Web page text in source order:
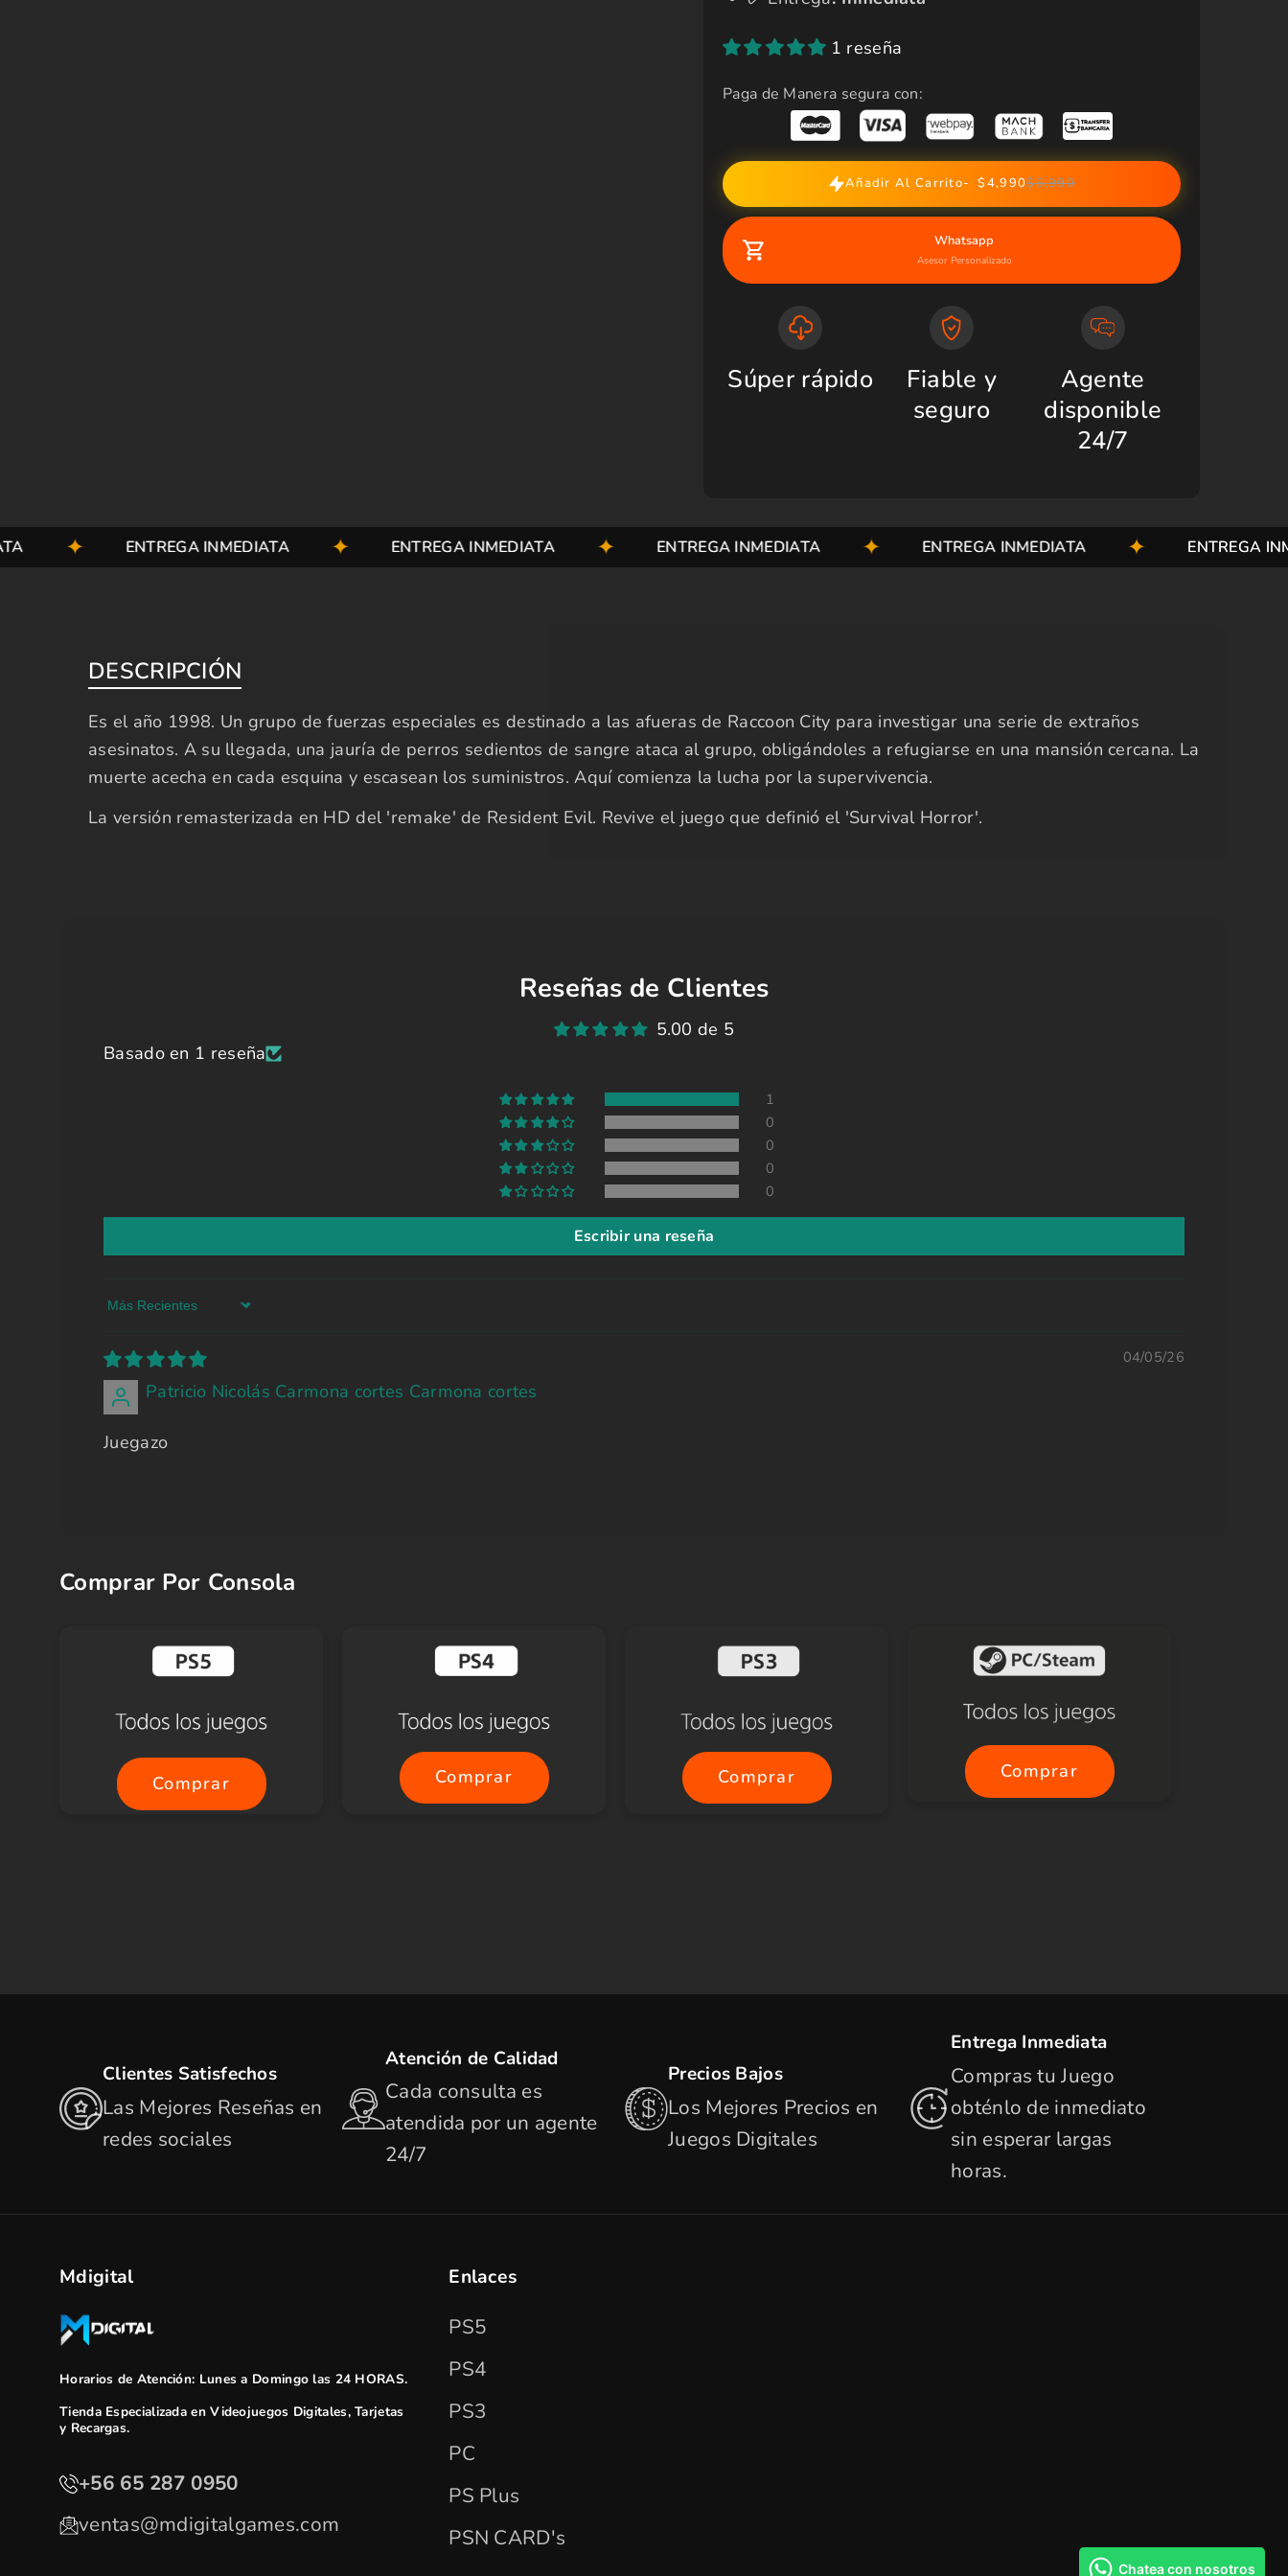
a 1 reseña
Paga de Manera segura con:
Añadir Al Carrito $4,990$6,990
Whatsapp
Asesor Personalizado
Súper rápido
Fiable y
seguro
Agente
disponible
24/7
ENTREGA INMEDIATA ENTREGA INMEDIATA ENTREGA INMEDIATA ENTREGA INMEDIATA ENTREGA
DESCRIPCIÓN
Es el año 1998. Un grupo de fuerzas especiales es destinado a las afueras de Raccoon City para investigar una serie de extraños
asesinatos. A su llegada, una jauría de perros sedientos de sangre ataca al grupo, obligándoles a refugiarse en una mansión cercana. La
muerte acecha en cada esquina y escasean los suministros. Aquí comienza la lucha por la supervivencia.
La versión remasterizada en HD del 'remake' de Resident Evil. Revive el juego que definió el 'Survival Horror'.
Reseñas de Clientes
5.00 de 5
Basado en 1 reseña
1
0
0
0
0
Escribir una reseña
Sort by
04/05/26
Patricio Nicolás Carmona cortes Carmona cortes
Juegazo
Comprar Por Consola
Comprar Comprar Comprar Comprar
Clientes Satisfechos
Las Mejores Reseñas en
redes sociales
Atención de Calidad
Cada consulta es
atendida por un agente
24/7
Precios Bajos
Los Mejores Precios en
Juegos Digitales
Entrega Inmediata
Compras tu Juego
obténlo de inmediato
sin esperar largas
horas.
Mdigital
Horarios de Atención: Lunes a Domingo las 24 HORAS.
Tienda Especializada en Videojuegos Digitales, Tarjetas
y Recargas.
+56 65 287 0950
ventas@mdigitalgames.com
Enlaces
PS5
PS4
PS3
PC
PS Plus
PSN CARD's